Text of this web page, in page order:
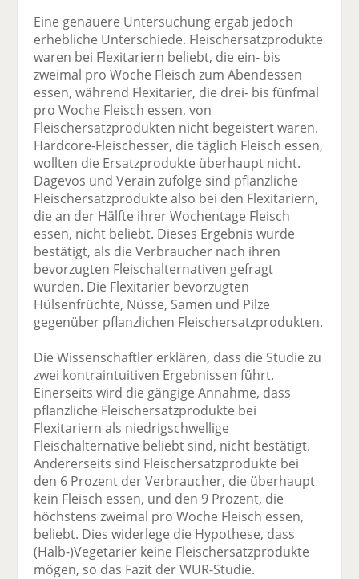
Eine genauere Untersuchung ergab jedoch
erhebliche Unterschiede. Fleischersatzprodukte
waren bei Flexitariern beliebt, die ein- bis
zweimal pro Woche Fleisch zum Abendessen
essen, während Flexitarier, die drei- bis fünfmal
pro Woche Fleisch essen, von
Fleischersatzprodukten nicht begeistert waren.
Hardcore-Fleischesser, die täglich Fleisch essen,
wollten die Ersatzprodukte überhaupt nicht.
Dagevos und Verain zufolge sind pflanzliche
Fleischersatzprodukte also bei den Flexitariern,
die an der Hälfte ihrer Wochentage Fleisch
essen, nicht beliebt. Dieses Ergebnis wurde
bestätigt, als die Verbraucher nach ihren
bevorzugten Fleischalternativen gefragt
wurden. Die Flexitarier bevorzugten
Hülsenfrüchte, Nüsse, Samen und Pilze
gegenüber pflanzlichen Fleischersatzprodukten.
Die Wissenschaftler erklären, dass die Studie zu
zwei kontraintuitiven Ergebnissen führt.
Einerseits wird die gängige Annahme, dass
pflanzliche Fleischersatzprodukte bei
Flexitariern als niedrigschwellige
Fleischalternative beliebt sind, nicht bestätigt.
Andererseits sind Fleischersatzprodukte bei
den 6 Prozent der Verbraucher, die überhaupt
kein Fleisch essen, und den 9 Prozent, die
höchstens zweimal pro Woche Fleisch essen,
beliebt. Dies widerlege die Hypothese, dass
(Halb-)Vegetarier keine Fleischersatzprodukte
mögen, so das Fazit der WUR-Studie.